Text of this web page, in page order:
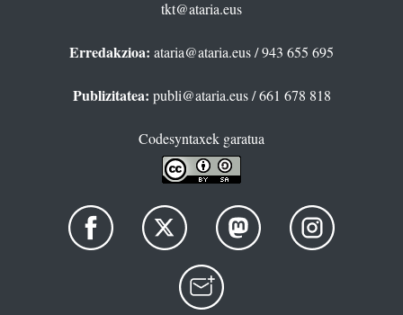
tkt@ataria.eus
Erredakzioa: ataria@ataria.eus/ 943 655 695
Publizitatea: publi@ataria.eus/ 661 678 818
Codesyntaxek garatua